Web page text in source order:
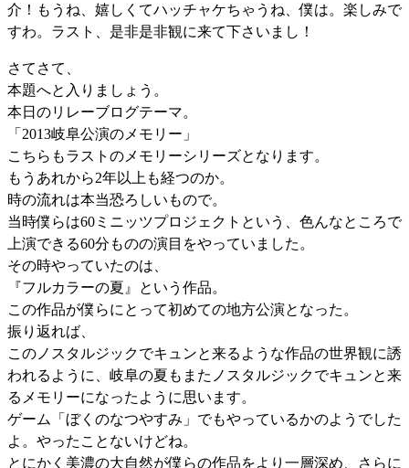
介！もうね、嬉しくてハッチャケちゃうね、僕は。楽しみで
すわ。ラスト、是非是非観に来て下さいまし！
さてさて、
本題へと入りましょう。
本日のリレーブログテーマ。
「2013岐阜公演のメモリー」
こちらもラストのメモリーシリーズとなります。
もうあれから2年以上も経つのか。
時の流れは本当恐ろしいもので。
当時僕らは60ミニッツプロジェクトという、色んなところで
上演できる60分ものの演目をやっていました。
その時やっていたのは、
『フルカラーの夏』という作品。
この作品が僕らにとって初めての地方公演となった。
振り返れば、
このノスタルジックでキュンと来るような作品の世界観に誘
われるように、岐阜の夏もまたノスタルジックでキュンと来
るメモリーになったように思います。
ゲーム「ぼくのなつやすみ」でもやっているかのようでした
よ。やったことないけどね。
とにかく美濃の大自然が僕らの作品をより一層深め、さらに